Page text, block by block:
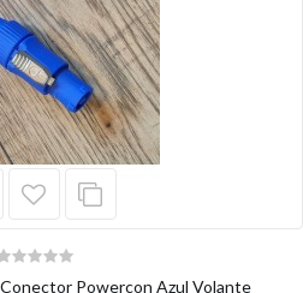
Powercon Azul Volante